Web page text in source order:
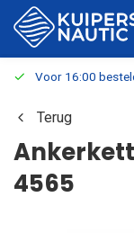
Voor 16:00
Terug
4565